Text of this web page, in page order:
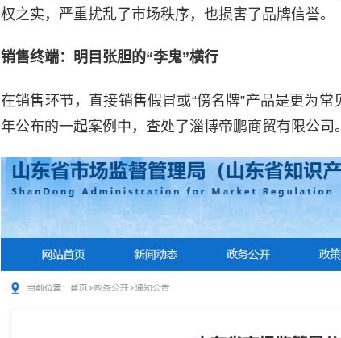
权之实，严重扰乱了市场秩序，也损害了品牌信誉。
销售终端：明目张胆的“李鬼”横行
在销售环节，直接销售假冒或“傍名牌”产品是更为
年公布的一起案例中，查处了淄博帝鹏商贸有限公司。